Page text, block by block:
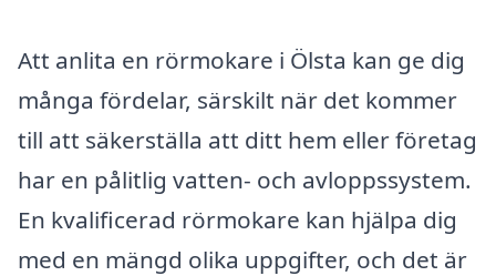
Att anlita en rörmokare i Ölsta kan ge dig
många fördelar, särskilt när det kommer
till att säkerställa att ditt hem eller företag
har en pålitlig vatten- och avloppssystem.
En kvalificerad rörmokare kan hjälpa dig
med en mängd olika uppgifter, och det är